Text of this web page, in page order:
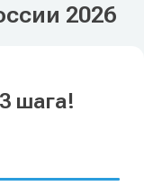
2026
шага!